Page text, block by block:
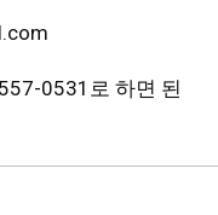
0531 로 하면 된